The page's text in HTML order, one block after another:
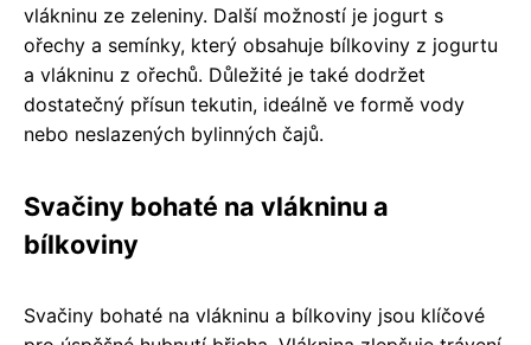
vlákninu ze zeleniny. Další možností je jogurt s
ořechy a semínky, který obsahuje bílkoviny z jogurtu
a vlákninu z ořechů. Důležité je také dodržet
dostatečný přísun tekutin, ideálně ve formě vody
nebo neslazených bylinných čajů.
Svačiny bohaté na vlákninu a
bílkoviny
Svačiny bohaté na vlákninu a bílkoviny jsou klíčové